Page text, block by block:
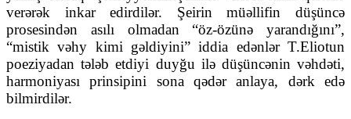
verərək inkar edirdilər. Şeirin müəllifin düşüncə
prosesindən asılı olmadan “öz-özünə yarandığını”,
“mistik vəhy kimi gəldiyini” iddia edənlər T.Eliotun
poeziyadan tələb etdiyi duyğu ilə düşüncənin vəhdəti,
harmoniyası prinsipini sona qədər anlaya, dərk edə
bilmirdilər.